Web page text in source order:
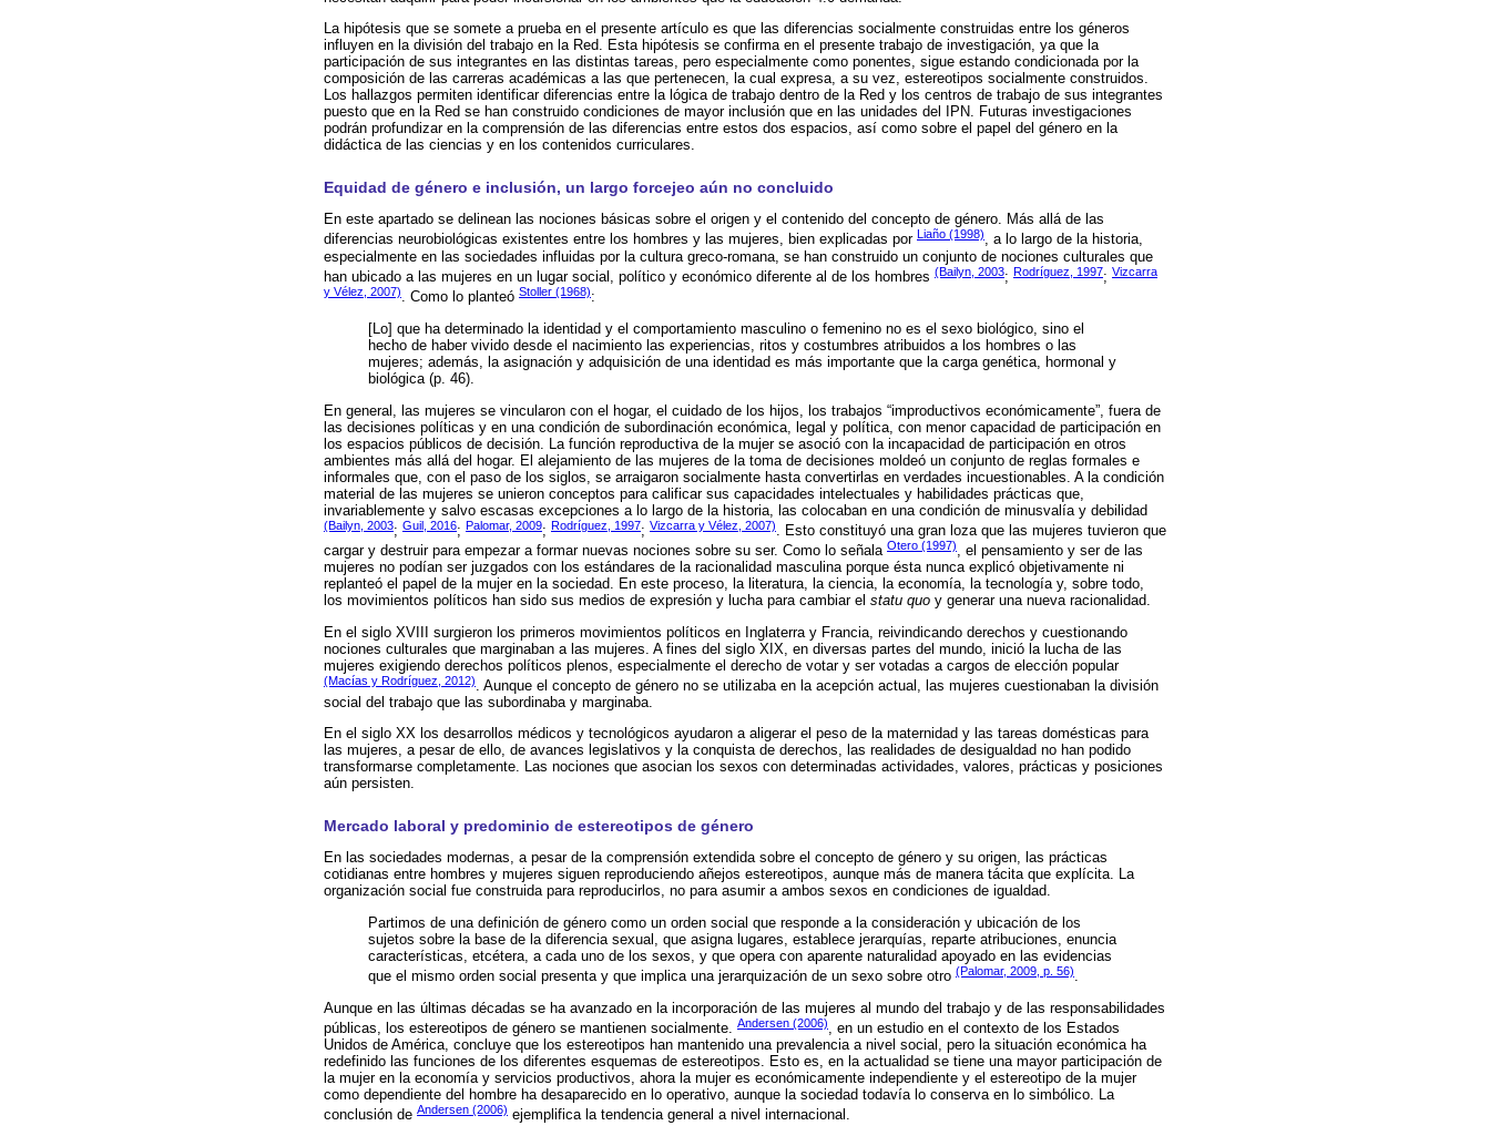
La hipótesis que se somete a prueba en el presente artículo es que las diferencias socialmente construidas entre los géneros
influyen en la división del trabajo en la Red. Esta hipótesis se confirma en el presente trabajo de investigación, ya que la
participación de sus integrantes en las distintas tareas, pero especialmente como ponentes, sigue estando condicionada por la
composición de las carreras académicas a las que pertenecen, la cual expresa, a su vez, estereotipos socialmente construidos.
Los hallazgos permiten identificar diferencias entre la lógica de trabajo dentro de la Red y los centros de trabajo de sus integrantes
puesto que en la Red se han construido condiciones de mayor inclusión que en las unidades del IPN. Futuras investigaciones
podrán profundizar en la comprensión de las diferencias entre estos dos espacios, así como sobre el papel del género en la
didáctica de las ciencias y en los contenidos curriculares.
Equidad de género e inclusión, un largo forcejeo aún no concluido
En este apartado se delinean las nociones básicas sobre el origen y el contenido del concepto de género. Más allá de las
diferencias neurobiológicas existentes entre los hombres y las mujeres, bien explicadas por
Liaño (1998), a lo largo de la historia,
especialmente en las sociedades influidas por la cultura greco-romana, se han construido un conjunto de nociones culturales que
han ubicado a las mujeres en un lugar social, político y económico diferente al de los hombres (Bailyn, 2003; Rodríguez, 1997; Vizcarra
y Vélez, 2007). Como lo planteó Stoller (1968):
[Lo] que ha determinado la identidad y el comportamiento masculino o femenino no es el sexo biológico, sino el
hecho de haber vivido desde el nacimiento las experiencias, ritos y costumbres atribuidos a los hombres o las
mujeres; además, la asignación y adquisición de una identidad es más importante que la carga genética, hormonal y
biológica (p. 46).
En general, las mujeres se vincularon con el hogar, el cuidado de los hijos, los trabajos “improductivos económicamente”, fuera de
las decisiones políticas y en una condición de subordinación económica, legal y política, con menor capacidad de participación en
los espacios públicos de decisión. La función reproductiva de la mujer se asoció con la incapacidad de participación en otros
ambientes más allá del hogar. El alejamiento de las mujeres de la toma de decisiones moldeó un conjunto de reglas formales e
informales que, con el paso de los siglos, se arraigaron socialmente hasta convertirlas en verdades incuestionables. A la condición
material de las mujeres se unieron conceptos para calificar sus capacidades intelectuales y habilidades prácticas que,
invariablemente y salvo escasas excepciones a lo largo de la historia, las colocaban en una condición de minusvalía y debilidad
(Bailyn, 2003; Guil, 2016; Palomar, 2009; Rodríguez, 1997; Vizcarra y Vélez, 2007)
. Esto constituyó una gran loza que las mujeres tuvieron que
cargar y destruir para empezar a formar nuevas nociones sobre su ser. Como lo señala Otero (1997), el pensamiento y ser de las
mujeres no podían ser juzgados con los estándares de la racionalidad masculina porque ésta nunca explicó objetivamente ni
replanteó el papel de la mujer en la sociedad. En este proceso, la literatura, la ciencia, la economía, la tecnología y, sobre todo,
los movimientos políticos han sido sus medios de expresión y lucha para cambiar el statu quo y generar una nueva racionalidad.
En el siglo XVIII surgieron los primeros movimientos políticos en Inglaterra y Francia, reivindicando derechos y cuestionando
nociones culturales que marginaban a las mujeres. A fines del siglo XIX, en diversas partes del mundo, inició la lucha de las
mujeres exigiendo derechos políticos plenos, especialmente el derecho de votar y ser votadas a cargos de elección popular
(Macías y Rodríguez, 2012)
. Aunque el concepto de género no se utilizaba en la acepción actual, las mujeres cuestionaban la división
social del trabajo que las subordinaba y marginaba.
En el siglo XX los desarrollos médicos y tecnológicos ayudaron a aligerar el peso de la maternidad y las tareas domésticas para
las mujeres, a pesar de ello, de avances legislativos y la conquista de derechos, las realidades de desigualdad no han podido
transformarse completamente. Las nociones que asocian los sexos con determinadas actividades, valores, prácticas y posiciones
aún persisten.
Mercado laboral y predominio de estereotipos de género
En las sociedades modernas, a pesar de la comprensión extendida sobre el concepto de género y su origen, las prácticas
cotidianas entre hombres y mujeres siguen reproduciendo añejos estereotipos, aunque más de manera tácita que explícita. La
organización social fue construida para reproducirlos, no para asumir a ambos sexos en condiciones de igualdad.
Partimos de una definición de género como un orden social que responde a la consideración y ubicación de los
sujetos sobre la base de la diferencia sexual, que asigna lugares, establece jerarquías, reparte atribuciones, enuncia
características, etcétera, a cada uno de los sexos, y que opera con aparente naturalidad apoyado en las evidencias
que el mismo orden social presenta y que implica una jerarquización de un sexo sobre otro (Palomar, 2009, p. 56).
Aunque en las últimas décadas se ha avanzado en la incorporación de las mujeres al mundo del trabajo y de las responsabilidades
públicas, los estereotipos de género se mantienen socialmente. Andersen (2006), en un estudio en el contexto de los Estados
Unidos de América, concluye que los estereotipos han mantenido una prevalencia a nivel social, pero la situación económica ha
redefinido las funciones de los diferentes esquemas de estereotipos. Esto es, en la actualidad se tiene una mayor participación de
la mujer en la economía y servicios productivos, ahora la mujer es económicamente independiente y el estereotipo de la mujer
como dependiente del hombre ha desaparecido en lo operativo, aunque la sociedad todavía lo conserva en lo simbólico. La
conclusión de Andersen (2006) ejemplifica la tendencia general a nivel internacional.